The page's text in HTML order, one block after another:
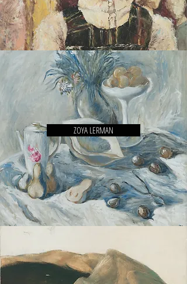
ZOYA LERMAN